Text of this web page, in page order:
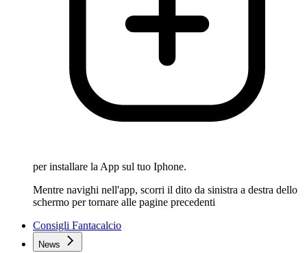
per installare la App sul tuo Iphone.
Mentre navighi nell'app, scorri il dito da sinistra a destra dello
schermo per tornare alle pagine precedenti
Consigli Fantacalcio
News